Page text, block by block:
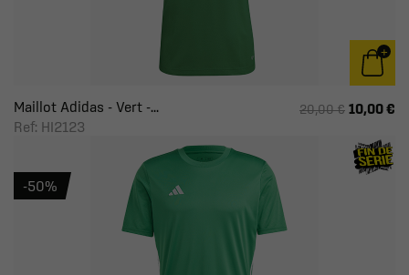
Maillot Adidas - Vert -...
Ref: HI2123
20,00 € 10,00 €
-50%